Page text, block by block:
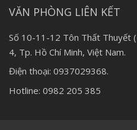
VĂN PHÒNG LIÊN KẾT
Số 10-11-12 Tôn Thất Thuyết
4, Tp. Hồ Chí Minh, Việt Nam.
Điện thoại: 0937029368.
Hotline: 0982 205 385